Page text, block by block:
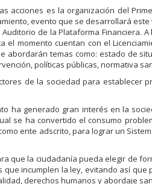
acciones es la organización del
evento que se desarrollará
de la Plataforma Financiera. A
el momento cuentan con el
temas como: estado de
políticas públicas, normativa
de la sociedad para establecer
ha generado gran interés en la
se ha convertido el consumo
ente adscrito, para lograr un
que la ciudadanía pueda elegir de
incumplen la ley, evitando así
derechos humanos y abordaje